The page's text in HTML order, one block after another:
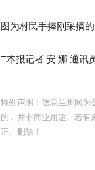
图为村民手捧刚采摘的
□本报记者 安 娜 通讯
特别声明：信息兰州网为
的，并非商业用途。若
正、删除！